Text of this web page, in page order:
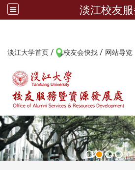
淡江校友
淡江大学首页 / 校友会快找 / 网站导览